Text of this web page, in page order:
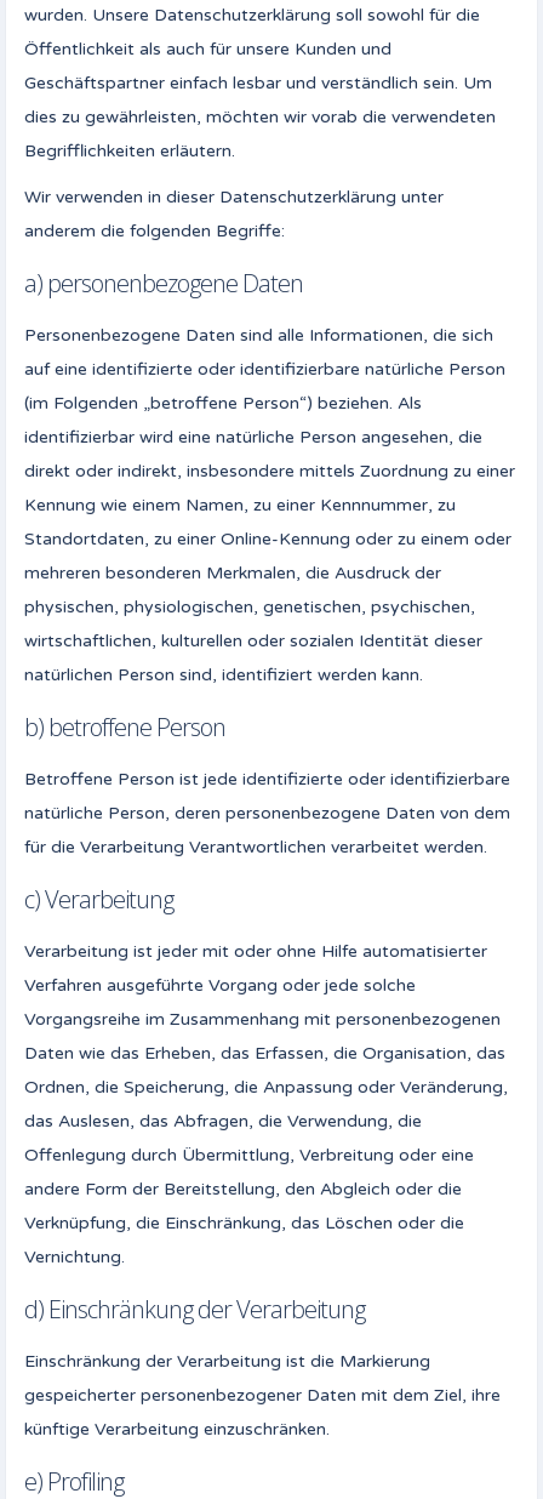
wurden. Unsere Datenschutzerklärung soll sowohl für die
Öffentlichkeit als auch für unsere Kunden und
Geschäftspartner einfach lesbar und verständlich sein. Um
dies zu gewährleisten, möchten wir vorab die verwendeten
Begrifflichkeiten erläutern.
Wir verwenden in dieser Datenschutzerklärung unter
anderem die folgenden Begriffe:
a) personenbezogene Daten
Personenbezogene Daten sind alle Informationen, die sich
auf eine identifizierte oder identifizierbare natürliche Person
(im Folgenden „betroffene Person“) beziehen. Als
identifizierbar wird eine natürliche Person angesehen, die
direkt oder indirekt, insbesondere mittels Zuordnung zu einer
Kennung wie einem Namen, zu einer Kennnummer, zu
Standortdaten, zu einer Online-Kennung oder zu einem oder
mehreren besonderen Merkmalen, die Ausdruck der
physischen, physiologischen, genetischen, psychischen,
wirtschaftlichen, kulturellen oder sozialen Identität dieser
natürlichen Person sind, identifiziert werden kann.
b) betroffene Person
Betroffene Person ist jede identifizierte oder identifizierbare
natürliche Person, deren personenbezogene Daten von dem
für die Verarbeitung Verantwortlichen verarbeitet werden.
c) Verarbeitung
Verarbeitung ist jeder mit oder ohne Hilfe automatisierter
Verfahren ausgeführte Vorgang oder jede solche
Vorgangsreihe im Zusammenhang mit personenbezogenen
Daten wie das Erheben, das Erfassen, die Organisation, das
Ordnen, die Speicherung, die Anpassung oder Veränderung,
das Auslesen, das Abfragen, die Verwendung, die
Offenlegung durch Übermittlung, Verbreitung oder eine
andere Form der Bereitstellung, den Abgleich oder die
Verknüpfung, die Einschränkung, das Löschen oder die
Vernichtung.
d) Einschränkung der Verarbeitung
Einschränkung der Verarbeitung ist die Markierung
gespeicherter personenbezogener Daten mit dem Ziel, ihre
künftige Verarbeitung einzuschränken.
e) Profiling